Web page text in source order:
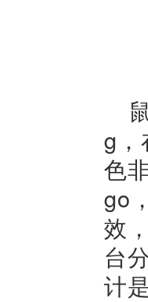
g，
色
go
效
台
计